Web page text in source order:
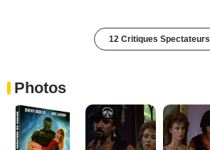
12 Critiques Spectateurs
Photos